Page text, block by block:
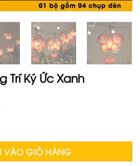
Trí Ký Ức Xanh
9.00.
Xanh số lượng
VÀO GIỎ HÀNG